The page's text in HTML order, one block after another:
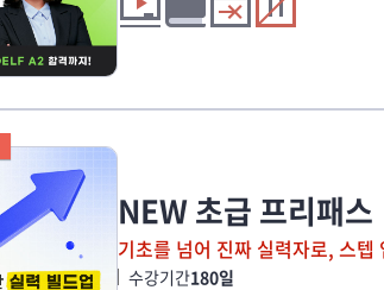
NEW 초급 프리패스
기초를 넘어 진짜 실력자로, 스텝
수강기간180일